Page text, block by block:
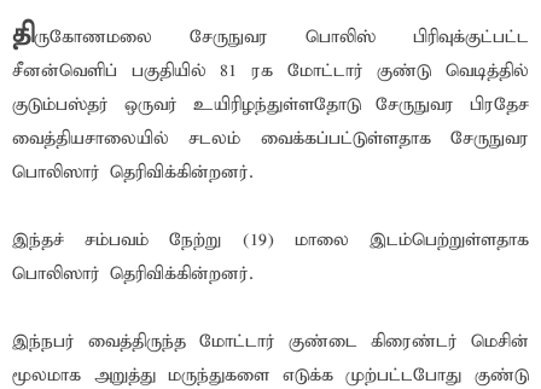
திருகோணமலை சேருநுவர பொலிஸ் பிரிவுக்குட்பட்ட
சீனன்வெளிப் பகுதியில் 81 ரக மோட்டார் குண்டு வெடித்தில்
குடும்பஸ்தர் ஒருவர் உயிரிழந்துள்ளதோடு சேருநுவர பிரதேச
வைத்தியசாலையில் சடலம் வைக்கப்பட்டுள்ளதாக சேருநுவர
பொலிஸார் தெரிவிக்கின்றனர்.
இந்தச் சம்பவம் நேற்று (19) மாலை இடம்பெற்றுள்ளதாக
பொலிஸார் தெரிவிக்கின்றனர்.
இந்நபர் வைத்திருந்த மோட்டார் குண்டை கிரைண்டர் மெசின்
மூலமாக அறுத்து மருந்துகளை எடுக்க முற்பட்டபோது குண்டு